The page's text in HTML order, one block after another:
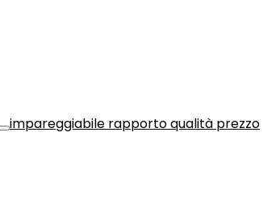
impareggiabile rapporto qualità prezzo